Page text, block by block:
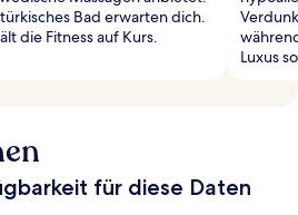
Bad erwarten dich.
die Fitness auf Kurs.
Luxus
für diese Daten